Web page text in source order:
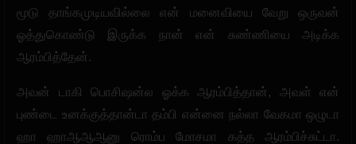
மூடு தாங்கமுடியவில்லை என் மனைவியை வேறு ஒருவன்
ஓத்துகொண்டு இருக்க நான் என் சுண்ணியை அடிக்க
ஆரம்பித்தேன்.
அவன் டாகி பொசிஷன்ல ஓக்க ஆரம்பித்தான், அவள் என்
புண்டை உனக்குத்தான்டா தம்பி என்னை நல்லா வேகமா ஒழுடா
ஹா ஹாஆஆஆனு ரொம்ப மோசமா கத்த ஆரம்பிச்சுட்டா.